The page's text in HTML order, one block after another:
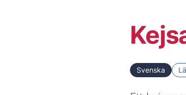
Svenska